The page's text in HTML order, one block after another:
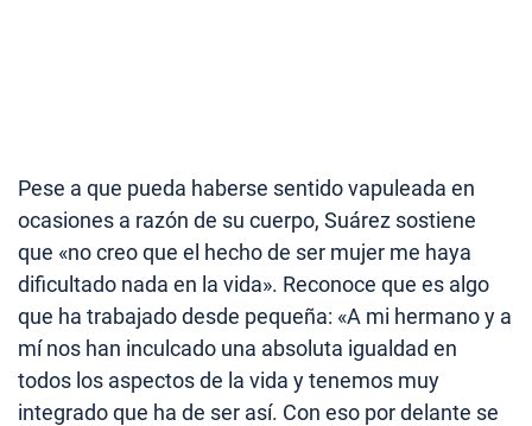
Pese a que pueda haberse sentido vapuleada en
ocasiones a razón de su cuerpo, Suárez sostiene
que «no creo que el hecho de ser mujer me haya
dificultado nada en la vida». Reconoce que es algo
que ha trabajado desde pequeña: «A mi hermano y a
mí nos han inculcado una absoluta igualdad en
todos los aspectos de la vida y tenemos muy
integrado que ha de ser así. Con eso por delante se